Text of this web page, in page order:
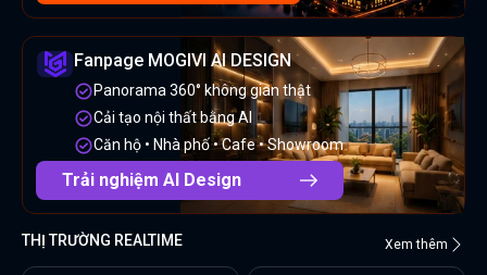
Fanpage MOGIVI AI DESIGN
Panorama 360° không gian thật
Cải tạo nội thất bằng AI
Căn hộ • Nhà phố • Cafe • Showroom
Trải nghiệm AI Design
THỊ TRƯỜNG REALTIME Xem thêm